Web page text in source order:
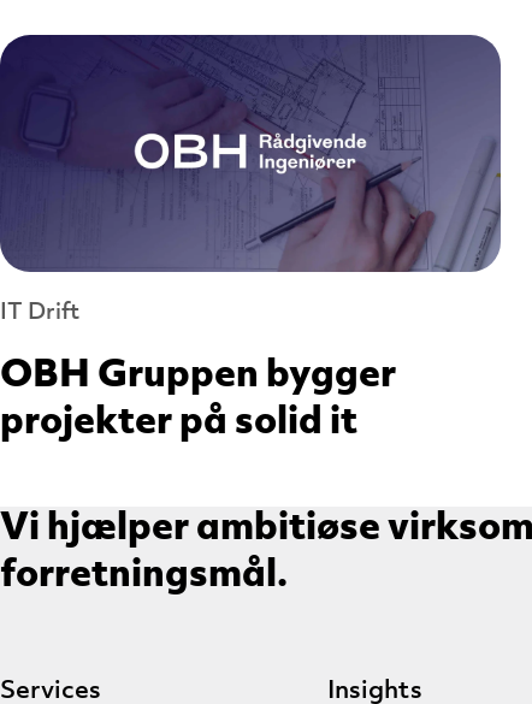
IT Drift
OBH Gruppen bygger
projekter på solid it
Vi hjælper ambitiøse
forretningsmål.
Services Insights